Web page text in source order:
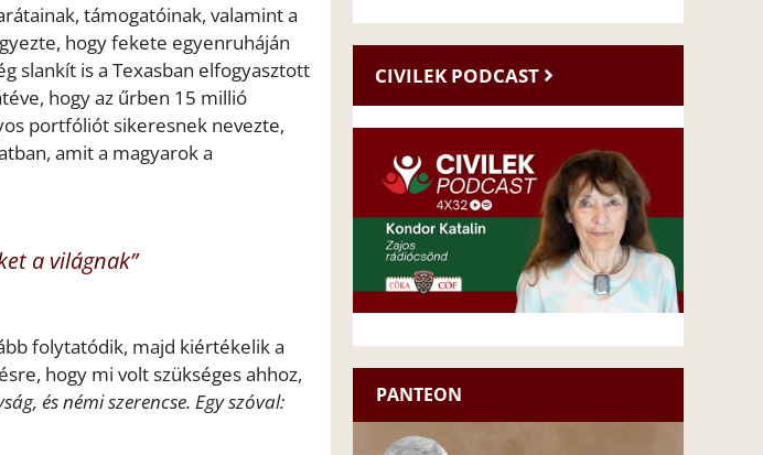
támogatóinak, valamint a
hogy fekete egyenruháján
slankít is a Texasban elfogyasztott
hogy az űrben 15 millió
portfóliót sikeresnek nevezte,
amit a magyarok a
a világnak”
folytatódik, majd kiértékelik a
hogy mi volt szükséges ahhoz,
és némi szerencse. Egy szóval:
CIVILEK PODCAST
PANTEON